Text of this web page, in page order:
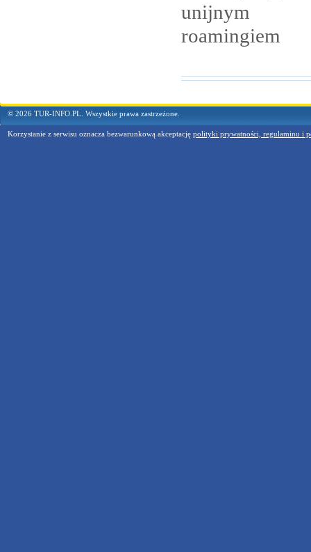
unijnym
roamingiem
© 2026 TUR-INFO.PL. Wszystkie prawa zastrzeżone.
Korzystanie z serwisu oznacza bezwarunkową akceptację polityki prywatności, regulaminu i